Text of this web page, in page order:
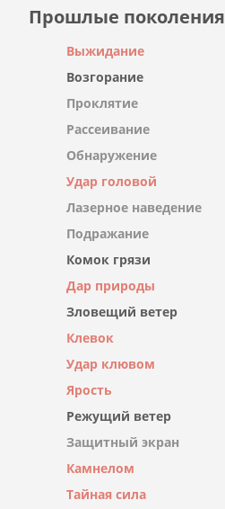
Прошлые поколения
Выжидание
Возгорание
Проклятие
Рассеивание
Обнаружение
Удар головой
Лазерное наведение
Подражание
Комок грязи
Дар природы
Зловещий ветер
Клевок
Удар клювом
Ярость
Режущий ветер
Защитный экран
Камнелом
Тайная сила